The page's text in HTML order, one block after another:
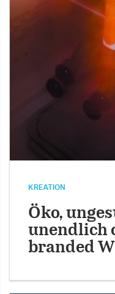
KREATION
Öko,
unendlich
branded